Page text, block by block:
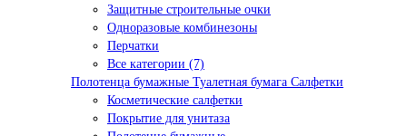
Защитные строительные очки
Одноразовые комбинезоны
Перчатки
Все категории (7)
Полотенца бумажные Туалетная бумага Салфетки
Косметические салфетки
Покрытие для унитаза